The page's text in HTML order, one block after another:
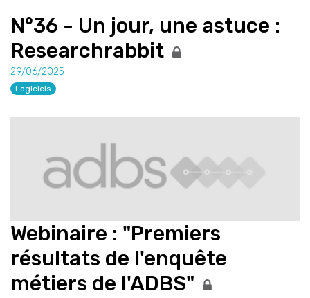
N°36 - Un jour, une astuce :
Researchrabbit
29/06/2025
Logiciels
Webinaire : "Premiers
résultats de l'enquête
métiers de l'ADBS"